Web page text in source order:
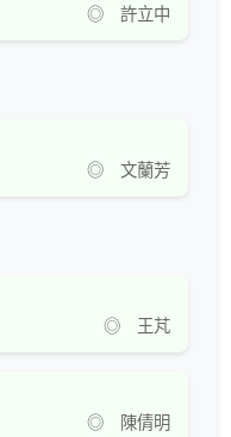
◎ 許立中
◎ 文蘭芳
◎ 王芃
◎ 陳倩明